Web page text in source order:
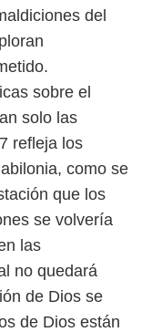
del
sobre el
solo las
refleja los
como se
que los
se volvería
las
no quedará
de Dios se
de Dios están